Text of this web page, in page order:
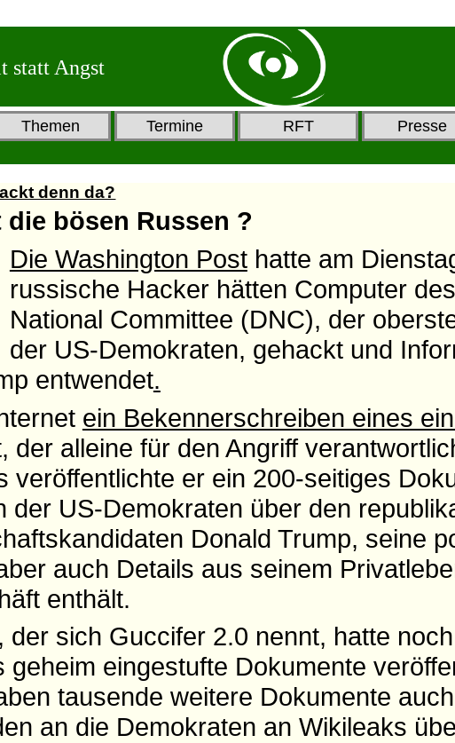
statt Angst
Themen Termine RFT Presse
denn da?
bösen Russen ?
Die Washington Posthatte am
russische Hacker hätten Computer
National Committee (DNC), der
der US-Demokraten, gehackt und
entwendet.
ein Bekennerschreiben eines
der alleine für den Angriff
veröffentlichte er ein 200-seitiges
der US-Demokraten über den
Donald Trump, seine
auch Details aus seinem
enthält.
der sich Guccifer 2.0 nennt, hatte
geheim eingestufte Dokumente
tausende weitere Dokumente
an die Demokraten an Wikileaks